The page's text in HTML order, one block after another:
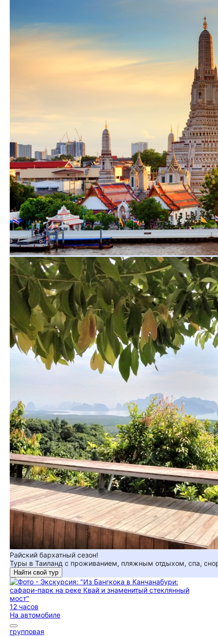
Райский бархатный сезон!
Туры в Таиланд с проживанием, пляжным отдыхом, спа,
Найти свой тур
12 часов
На автомобиле
групповая